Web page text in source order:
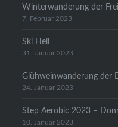
Winterwanderung der
7. Februar 2023
Ski Heil
31. Januar 2023
Glühweinwanderung der
24. Januar 2023
Step Aerobic 2023 –
10. Januar 2023